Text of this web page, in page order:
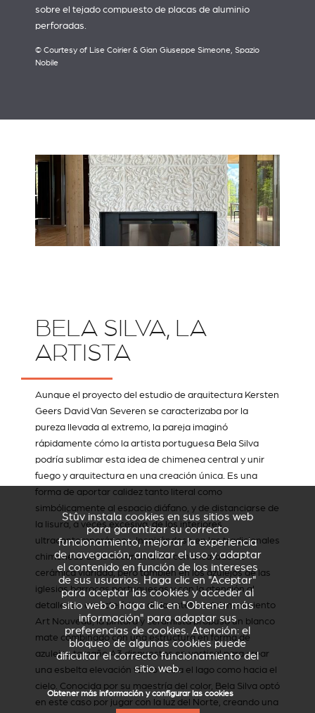
sobre el tejado compuesto de placas de aluminio
perforadas.
© Courtesy of Lise Coirier & Gian Giuseppe Simeone, Spazio
Nobile
BELA SILVA, LA
ARTISTA
Aunque el proyecto del estudio de arquitectura Kersten
Geers David Van Severen se caracterizaba por la
pureza llevada al extremo, la pareja imaginó
rápidamente cómo la artista portuguesa Bela Silva
podría sublimar esta idea de chimenea central y unir
fuego y arquitectura en una creación única. Es una
forma de aportar calidez tanto literal como
simbólicamente al espacio diáfano, y de distanciarse de
la lisura, a veces excesiva, de los interiores
ultracontemporáneos. Inspirándose en las tradicionales
chimeneas altas escandinavas con alicatado de
cerámica vidriada, pero también en los azulejos de las
iglesias barrocas portuguesas y con la atención al
detalle tan característica de la estética del movimiento
Art Nouveau, la pintora y ceramista propuso un blanco
mate combinado con una estructura en forma de
azulejos tamaño A3 dispuestos en vertical para crear
una esbelta elevación tanto hacia el lago como hacia el
cielo. Conocida por su maestría del color, Bela Silva optó
en este caso por jugar con la luz del Norte, creando una
Stûv instala cookies en sus sitios web
para garantizar su correcto
funcionamiento, mejorar la experiencia
de navegación, analizar el uso y adaptar
el contenido en función de los intereses
de sus usuarios. Haga clic en "Aceptar"
para aceptar las cookies y acceder al
sitio web o haga clic en "Obtener más
información" para adaptar sus
preferencias de cookies. Atención: el
bloqueo de algunas cookies puede
dificultar el correcto funcionamiento del
sitio web.
Obtener más información y configurar las cookies